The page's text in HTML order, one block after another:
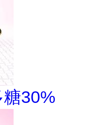
30%